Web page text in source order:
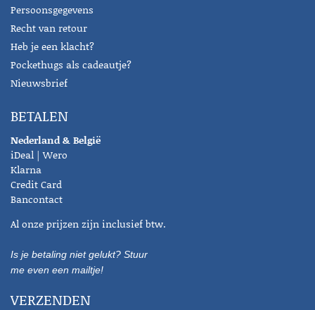
Persoonsgegevens
Recht van retour
Heb je een klacht?
Pockethugs als cadeautje?
Nieuwsbrief
BETALEN
Nederland & België
iDeal | Wero
Klarna
Credit Card
Bancontact
Al onze prijzen zijn inclusief btw.
Is je betaling niet gelukt? Stuur
me even een mailtje!
VERZENDEN